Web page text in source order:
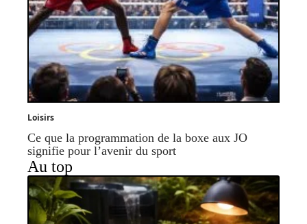
Loisirs
Ce que la programmation de la boxe aux JO
signifie pour l’avenir du sport
Au top